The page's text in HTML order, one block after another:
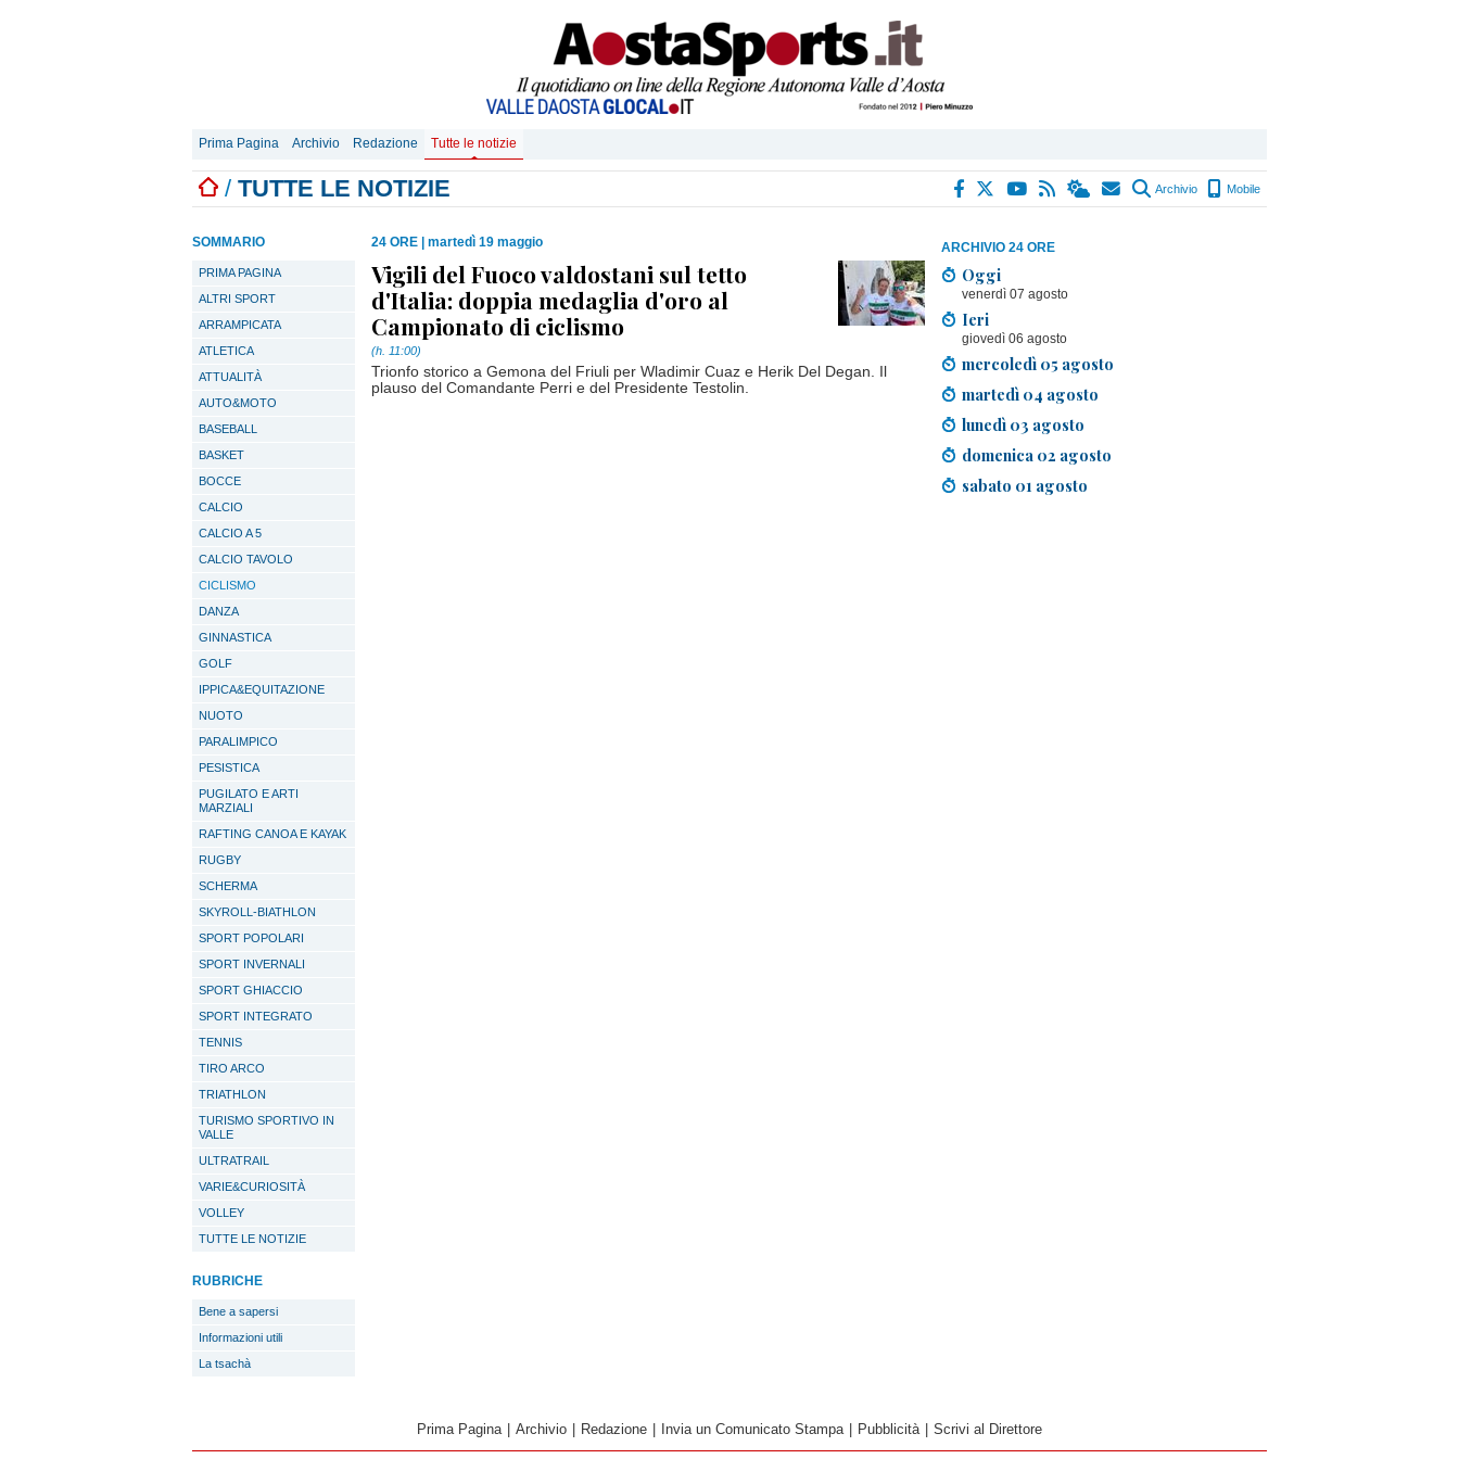
Prima Pagina Archivio Redazione Tutte le notizie
/ TUTTE LE NOTIZIE Archivio Mobile
ARCHIVIO 24 ORE
Oggi
venerdì 07 agosto
Ieri
giovedì 06 agosto
mercoledì 05 agosto
martedì 04 agosto
lunedì 03 agosto
domenica 02 agosto
sabato 01 agosto
SOMMARIO
PRIMA PAGINA
ALTRI SPORT
ARRAMPICATA
ATLETICA
ATTUALITÀ
AUTO&MOTO
BASEBALL
BASKET
BOCCE
CALCIO
CALCIO A 5
CALCIO TAVOLO
CICLISMO
DANZA
GINNASTICA
GOLF
IPPICA&EQUITAZIONE
NUOTO
PARALIMPICO
PESISTICA
PUGILATO E ARTI
MARZIALI
RAFTING CANOA E KAYAK
RUGBY
SCHERMA
SKYROLL-BIATHLON
SPORT POPOLARI
SPORT INVERNALI
SPORT GHIACCIO
SPORT INTEGRATO
TENNIS
TIRO ARCO
TRIATHLON
TURISMO SPORTIVO IN
VALLE
ULTRATRAIL
VARIE&CURIOSITÀ
VOLLEY
TUTTE LE NOTIZIE
RUBRICHE
Bene a sapersi
Informazioni utili
La tsachà
24 ORE martedì 19 maggio
Vigili del Fuoco valdostani sul tetto
d'Italia: doppia medaglia d'oro al
Campionato di ciclismo
(h. 11:00)
Trionfo storico a Gemona del Friuli per Wladimir Cuaz e Herik Del Degan. Il
plauso del Comandante Perri e del Presidente Testolin.
Prima Pagina Archivio Redazione Invia un Comunicato Stampa Pubblicità Scrivi al Direttore